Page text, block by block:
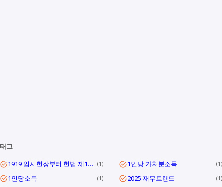
태그
1919 임시헌장부터 헌법 제1조까지
1 1인당 가처분소득 1
1인당소득 1 2025 재무트랜드 1